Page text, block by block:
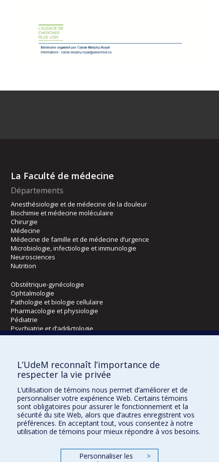
La Faculté de médecine
Départements
Anesthésiologie et de médecine de la douleur
Biochimie et médecine moléculaire
Chirurgie
Médecine
Médecine de famille et de médecine d’urgence
Microbiologie, infectiologie et immunologie
Neurosciences
Nutrition
Obstétrique-gynécologie
Ophtalmologie
Pathologie et biologie cellulaire
Pharmacologie et physiologie
Pédiatrie
Psychiatrie et d’addictologie
Radiologie, radio-oncologie et médecine nucléaire
Écoles
Orthophonie et audiologie
Réadaptation
Directions
L’UdeM reconnaît l’importance de
respecter la vie privée
L’utilisation de témoins nous permet d’améliorer et de
personnaliser votre expérience Web. Certains témoins
sont obligatoires pour assurer le fonctionnement et la
sécurité du site Web, alors que d’autres enregistrent vos
préférences. En acceptant tout, vous consentez à notre
utilisation de témoins pour mieux répondre à vos besoins.
Personnaliser les
>